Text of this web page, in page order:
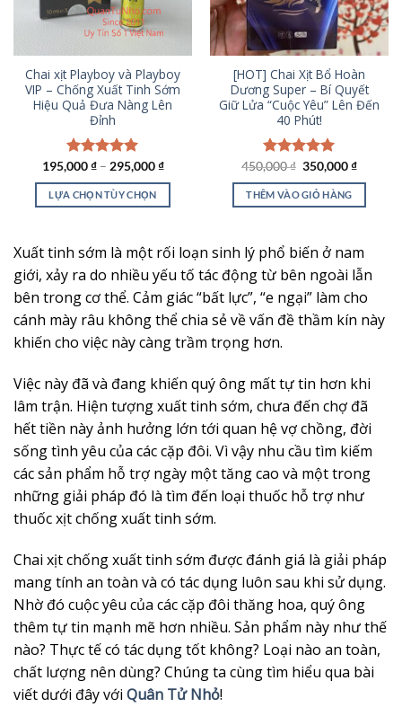
chọn
có
thể
được
chọn
trên
sản
phẩm
Chai xịt Playboy và Playboy
VIP – Chống Xuất Tinh Sớm
Hiệu Quả Đưa Nàng Lên
Đỉnh
Được xếp
hạng5.00
5 sao
195,000₫– 295,000₫
LỰA CHỌN TÙY CHỌN
này
có
nhiều
thể.
Các
chọn
có
thể
được
chọn
trên
trang
sản
[HOT] Chai Xịt Bổ Hoàn
Dương Super – Bí Quyết
Giữ Lửa “Cuộc Yêu” Lên Đến
40 Phút!
Được xếp
hạng5.00
5 sao
450,000₫ Giá
là:
450,000 ₫.
350,000₫Giá
tại
THÊM VÀO GIỎ HÀNG
Xuất tinh sớm là một rối loạn sinh lý phổ biến ở nam
giới, xảy ra do nhiều yếu tố tác động từ bên ngoài lẫn
bên trong cơ thể. Cảm giác “bất lực”, “e ngại” làm cho
cánh mày râu không thể chia sẻ về vấn đề thầm kín này
khiến cho việc này càng trầm trọng hơn.
Việc này đã và đang khiến quý ông mất tự tin hơn khi
lâm trận. Hiện tượng xuất tinh sớm, chưa đến chợ đã
hết tiền này ảnh hưởng lớn tới quan hệ vợ chồng, đời
sống tình yêu của các cặp đôi. Vì vậy nhu cầu tìm kiếm
các sản phẩm hỗ trợ ngày một tăng cao và một trong
những giải pháp đó là tìm đến loại thuốc hỗ trợ như
thuốc xịt chống xuất tinh sớm.
Chai xịt chống xuất tinh sớm được đánh giá là giải pháp
mang tính an toàn và có tác dụng luôn sau khi sử dụng.
Nhờ đó cuộc yêu của các cặp đôi thăng hoa, quý ông
thêm tự tin mạnh mẽ hơn nhiều. Sản phẩm này như thế
nào? Thực tế có tác dụng tốt không? Loại nào an toàn,
chất lượng nên dùng? Chúng ta cùng tìm hiểu qua bài
viết dưới đây với Quân Tử Nhỏ!